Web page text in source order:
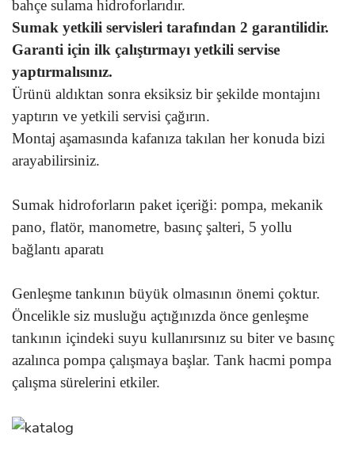
bahçe sulama hidroforlarıdır.
Sumak yetkili servisleri tarafından 2 garantilidir.
Garanti için ilk çalıştırmayı yetkili servise
yaptırmalısınız.
Ürünü aldıktan sonra eksiksiz bir şekilde montajını
yaptırın ve yetkili servisi çağırın.
Montaj aşamasında kafanıza takılan her konuda bizi
arayabilirsiniz.
Sumak hidroforların paket içeriği: pompa, mekanik
pano, flatör, manometre, basınç şalteri, 5 yollu
bağlantı aparatı
Genleşme tankının büyük olmasının önemi çoktur.
Öncelikle siz musluğu açtığınızda önce genleşme
tankının içindeki suyu kullanırsınız su biter ve basınç
azalınca pompa çalışmaya başlar. Tank hacmi pompa
çalışma sürelerini etkiler.